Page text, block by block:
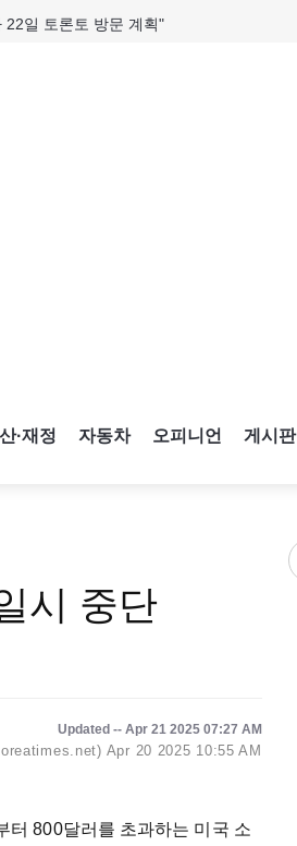
22일 토론토 방문 계획"
·재정 자동차 오피니언 게시판
시 중단
Updated -- Apr 21 2025 07:27 AM
Apr 20 2025 10:55 AM
터 800달러를 초과하는 미국 소